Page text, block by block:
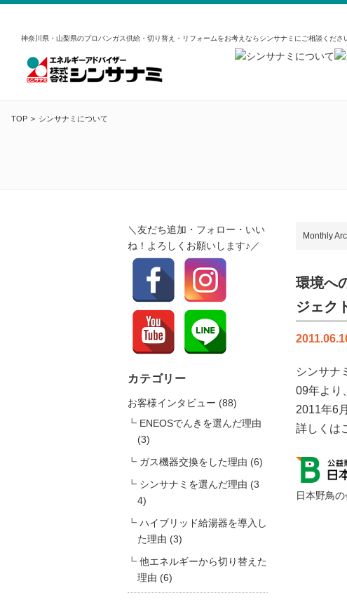
神奈川県・山梨県のプロパンガス供給・切り替え・リフォームをお考えならシンサナミにご相談くださ
TOP シンサナミについて
Monthly
環境へ
ジェク
シンサナ
09年より
2011年6
詳しくは
日本野鳥
＼友だち追加・フォロー・いい
ね！よろしくお願いします♪／
カテゴリー
お客様インタビュー (88)
ENEOSでんきを選んだ理由
(3)
ガス機器交換をした理由 (6)
シンサナミを選んだ理由 (3
4)
ハイブリッド給湯器を導入し
た理由 (3)
他エネルギーから切り替えた
理由 (6)